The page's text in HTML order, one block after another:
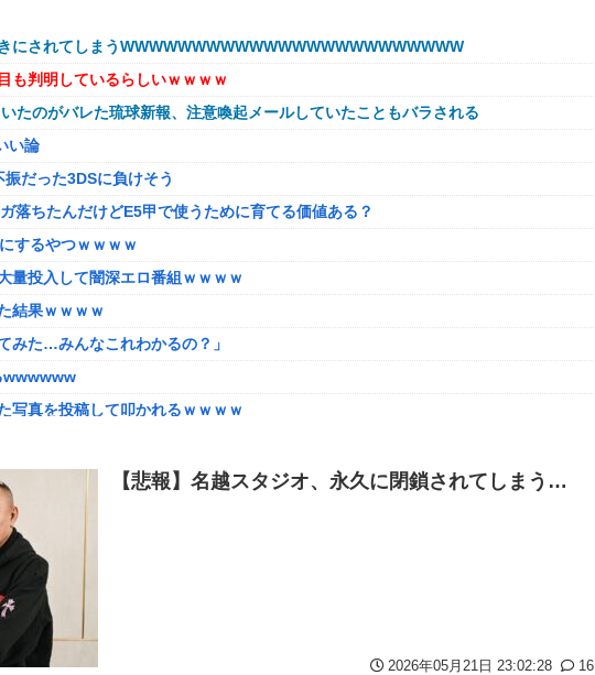
カップを作って大盛りあがり←なんかどっかで見たことあると話題に
強すぎると話題に【アプグレも約束】
してたら動物の死肉に擬態（外観・腐肉臭）する花が！
毎回結ばれずに別の相手と子孫を残してるって本当…？
韓国サッカー協会を巡る過去の不祥事を報道！」→「国際的な信用失墜の危機‥」
のまま時が止まってしまっていると話題にｗｗｗｗ
みた…みんなこれわかるの？」
強の新能力を登場させてしまうｗｗｗｗｗｗｗ
」発売日が2/16に決定！最新の「発売日告知トレーラー」も公開！
タ 第123話「なぜなにキャス狐さん・世界改変」
の空気感を知りたい
道路に倒れてどえらいことになってしまうw w w w w w w
のか分かんない奴はモテない奴確定らしい←お前らは勿論わかるよな？？？？？？？
」 日本を知ってしまったディズニー信者、帰国後『本家』に失望する事態に
想：秋山さんの逆転の策がバレちゃった！
でハッスルしすぎてしまうｗｗｗｗｗｗ
「またへんないきものがふえてる…」
にされてしまうWWWWWWWWWWWWWWWWWWWWWWWW
も判明しているらしいｗｗｗｗ
たのがバレた琉球新報、注意喚起メールしていたこともバラされる
い論
だった3DSに負けそう
落ちたんだけどE5甲で使うために育てる価値ある？
するやつｗｗｗｗ
量投入して闇深エロ番組ｗｗｗｗ
結果ｗｗｗｗ
みた…みんなこれわかるの？」
wwwwww
写真を投稿して叩かれるｗｗｗｗ
のか分かんない奴はモテない奴確定らしい←お前らは勿論わかるよな？？？？？？？
本人の特別な生き様に各国から称賛の声
ん、和彫を入れて人生終了へ←これw w w w w w
の空気感を知りたい
の朝から素材を提供してしまう
ピン人キャラが可愛すぎると話題に！
【悲報】名越スタジオ、永久に閉鎖されてしまう…
2026年05月21日 23:02:28 16